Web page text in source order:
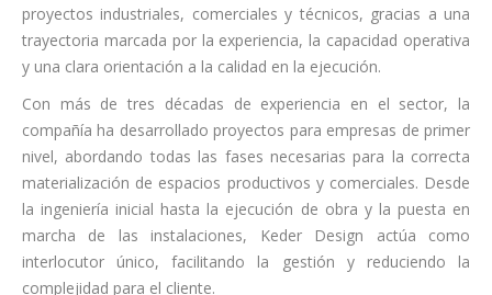
proyectos industriales, comerciales y técnicos, gracias a una
trayectoria marcada por la experiencia, la capacidad operativa
y una clara orientación a la calidad en la ejecución.
Con más de tres décadas de experiencia en el sector, la
compañía ha desarrollado proyectos para empresas de primer
nivel, abordando todas las fases necesarias para la correcta
materialización de espacios productivos y comerciales. Desde
la ingeniería inicial hasta la ejecución de obra y la puesta en
marcha de las instalaciones, Keder Design actúa como
interlocutor único, facilitando la gestión y reduciendo la
complejidad para el cliente.